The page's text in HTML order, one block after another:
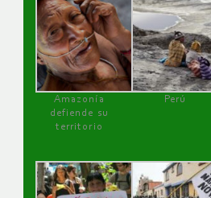
Amazonía
defiende su
territorio
Perú